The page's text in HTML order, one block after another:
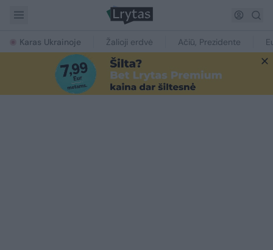
Karas Ukrainoje Žalioji erdvė Ačiū, Prezidente